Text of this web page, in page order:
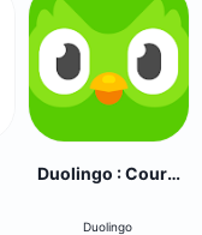
Duolingo : Cours
Duolingo